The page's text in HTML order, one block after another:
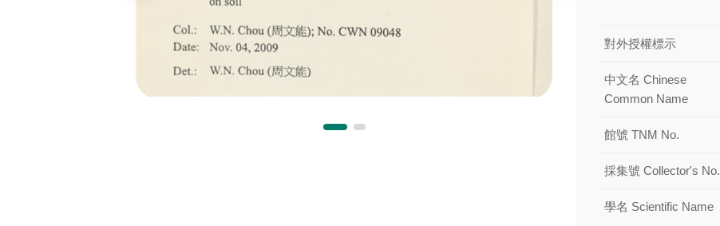
對外授權標示
中文名 Chinese
Common Name
館號 TNM No.
採集號 Collector's No.
學名 Scientific Name